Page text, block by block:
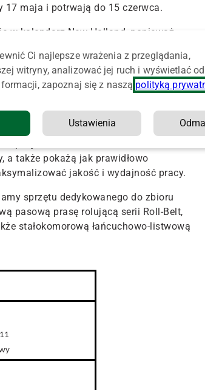
17 maja i potrwają do 15 czerwca.
w kalendarz New Holland, ponieważ
przede wszystkim pełna gama maszyn
dynamicznych pokazów będą mogli
oferują wszystko, czego potrzebuje
specjalista produktowy New Holland
z logo niebieskiego liścia w pracy, a
specjaliści marki New Holland.
a także pokażą jak prawidłowo
jakość i wydajność pracy.
sprzętu dedykowanego do zbioru
pasową prasę rolującą serii Roll-Belt,
stałokomorową łańcuchowo-listwową
Ci najlepsze wrażenia z przeglądania,
witryny, analizować jej ruch i wyświetlać
zapoznaj się z naszą polityką
Ustawienia